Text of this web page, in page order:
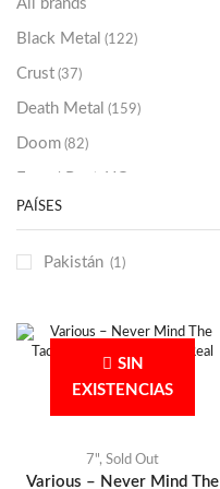
All brands
Black Metal (122)
Crust (37)
Death Metal (159)
Doom (82)
Grindcore
Otros
(25)
(35)
PAÍSES
Pakistán (1)
SIN
EXISTENCIAS
7", Sold Out
Various – Never Mind The